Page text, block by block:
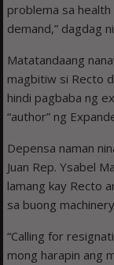
problema sa
demand,” dagdag
Matatandaang
magbitiw si Recto
hindi pagbaba ng
“author” ng
Depensa naman
Juan Rep. Ysabel
lamang kay Recto
sa buong
“Calling for
mong harapin ang